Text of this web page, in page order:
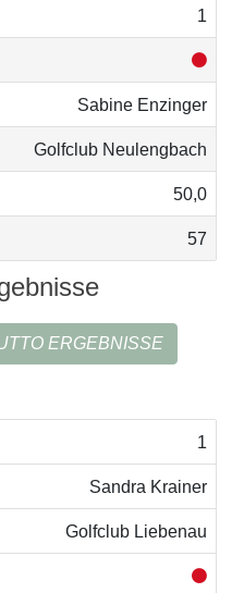
1
Sabine Enzinger
Golfclub Neulengbach
50,0
57
ERGEBNISSE
1
Sandra Krainer
Golfclub Liebenau